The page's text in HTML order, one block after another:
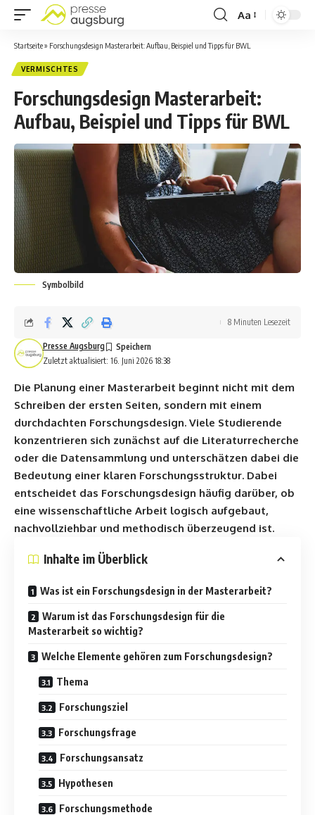
Aa
Startseite» Forschungsdesign Masterarbeit: Aufbau, Beispiel und Tipps für BWL
VERMISCHTES
Forschungsdesign Masterarbeit:
Aufbau, Beispiel und Tipps für BWL
Symbolbild
Zuletzt aktualisiert: 16. Juni 2026 18:38
Presse Augsburg
8 Minuten Lesezeit
Die Planung einer Masterarbeit beginnt nicht mit dem
Schreiben der ersten Seiten, sondern mit einem
durchdachten Forschungsdesign. Viele Studierende
konzentrieren sich zunächst auf die Literaturrecherche
oder die Datensammlung und unterschätzen dabei die
Bedeutung einer klaren Forschungsstruktur. Dabei
entscheidet das Forschungsdesign häufig darüber, ob
eine wissenschaftliche Arbeit logisch aufgebaut,
nachvollziehbar und methodisch überzeugend ist.
Inhalte im Überblick
Was ist ein Forschungsdesign in der Masterarbeit?
Warum ist das Forschungsdesign für die
Masterarbeit so wichtig?
Welche Elemente gehören zum Forschungsdesign?
Thema
Forschungsziel
Forschungsfrage
Forschungsansatz
Hypothesen
Forschungsmethode